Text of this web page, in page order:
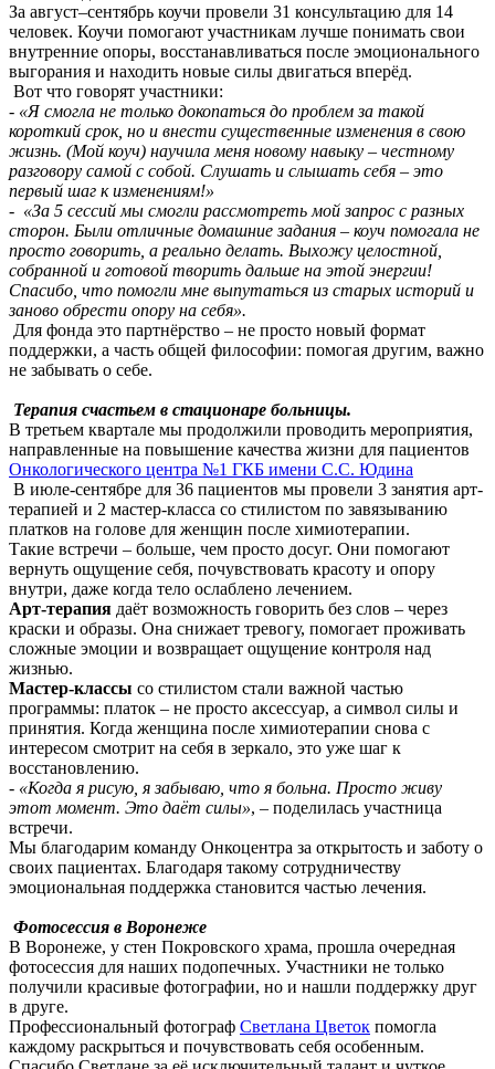
За август–сентябрь коучи провели 31 консультацию для 14
человек. Коучи помогают участникам лучше понимать свои
внутренние опоры, восстанавливаться после эмоционального
выгорания и находить новые силы двигаться вперёд.
Вот что говорят участники:
- «Я смогла не только докопаться до проблем за такой
короткий срок, но и внести существенные изменения в свою
жизнь. (Мой коуч) научила меня новому навыку – честному
разговору самой с собой. Слушать и слышать себя – это
первый шаг к изменениям!»
- «За 5 сессий мы смогли рассмотреть мой запрос с разных
сторон. Были отличные домашние задания – коуч помогала не
просто говорить, а реально делать. Выхожу целостной,
собранной и готовой творить дальше на этой энергии!
Спасибо, что помогли мне выпутаться из старых историй и
заново обрести опору на себя».
Для фонда это партнёрство – не просто новый формат
поддержки, а часть общей философии: помогая другим, важно
не забывать о себе.
Терапия счастьем в стационаре больницы.
В третьем квартале мы продолжили проводить мероприятия,
направленные на повышение качества жизни для пациентов
Онкологического центра №1 ГКБ имени С.С. Юдина
В июле-сентябре для 36 пациентов мы провели 3 занятия арт-
терапией и 2 мастер-класса со стилистом по завязыванию
платков на голове для женщин после химиотерапии.
Такие встречи – больше, чем просто досуг. Они помогают
вернуть ощущение себя, почувствовать красоту и опору
внутри, даже когда тело ослаблено лечением.
Арт-терапия даёт возможность говорить без слов – через
краски и образы. Она снижает тревогу, помогает проживать
сложные эмоции и возвращает ощущение контроля над
жизнью.
Мастер-классы со стилистом стали важной частью
программы: платок – не просто аксессуар, а символ силы и
принятия. Когда женщина после химиотерапии снова с
интересом смотрит на себя в зеркало, это уже шаг к
восстановлению.
- «Когда я рисую, я забываю, что я больна. Просто живу
этот момент. Это даёт силы», – поделилась участница
встречи.
Мы благодарим команду Онкоцентра за открытость и заботу о
своих пациентах. Благодаря такому сотрудничеству
эмоциональная поддержка становится частью лечения.
Фотосессия в Воронеже
В Воронеже, у стен Покровского храма, прошла очередная
фотосессия для наших подопечных. Участники не только
получили красивые фотографии, но и нашли поддержку друг
в друге.
Профессиональный фотограф Светлана Цветок помогла
каждому раскрыться и почувствовать себя особенным.